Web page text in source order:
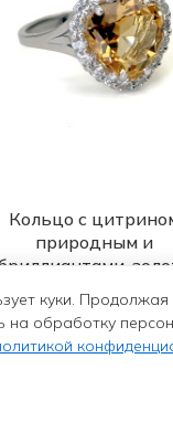
Кольцо с
природным и
000 ₽ 330 750 ₽
куки. Продолжая
на обработку